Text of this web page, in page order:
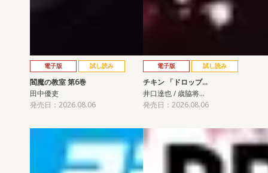
電子版 試し読み
閻魔の教室 第6巻
田中優吏
発売日：2026.08.06
電子版 試し読み
チキン 「ドロップ…
井口達也 / 歳脇将…
発売日：2026.08.06